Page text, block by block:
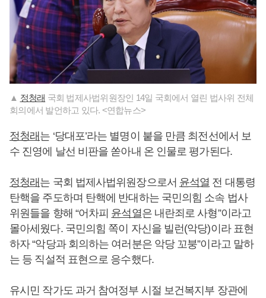
▲ 정청래 국회 법제사법위원장인 14일 국회에서 열린 법사위 전체
회의에서 발언하고 있다. <연합뉴스>
정청래 는 ‘당대포’라는 별명이 붙을 만큼 최전선에서 보
수 진영에 날선 비판을 쏟아내 온 인물로 평가된다.
정청래 는 국회 법제사법위원장으로서 윤석열 전 대통령
탄핵을 주도하며 탄핵에 반대하는 국민의힘 소속 법사
위원들을 향해 “어차피 윤석열은 내란죄로 사형”이라고
몰아세웠다. 국민의힘 쪽이 자신을 빌런(악당)이라 표현
하자 “악당과 회의하는 여러분은 악당 꼬붕”이라고 말하
는 등 직설적 표현으로 응수했다.
유시민 작가도 과거 참여정부 시절 보건복지부 장관에